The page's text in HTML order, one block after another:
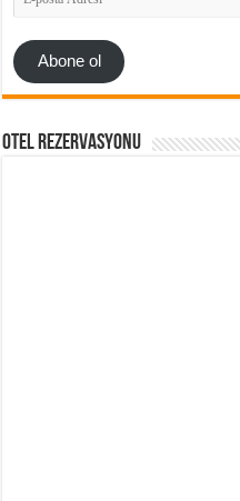
posta
Adresi
Abone ol
Otel Rezervasyonu